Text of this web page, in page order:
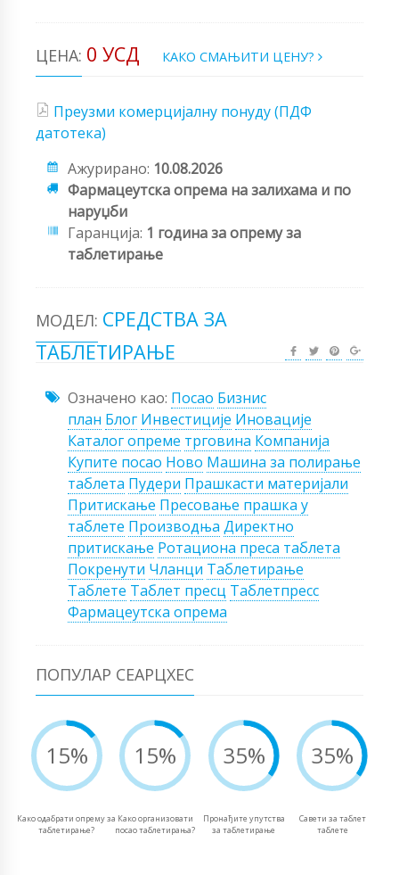
ЦЕНА: 0 УСД КАКО СМАЊИТИ ЦЕНУ?
Преузми комерцијалну понуду (ПДФ
датотека)
Ажурирано: 10.08.2026
Фармацеутска опрема на залихама и по
наруџби
Гаранција: 1 година за опрему за
таблетирање
МОДЕЛ: СРЕДСТВА ЗА
ТАБЛЕТИРАЊЕ
Означено као: Посао Бизнис
план Блог Инвестиције Иновације
Каталог опреме трговина Компанија
Купите посао Ново Машина за полирање
таблета Пудери Прашкасти материјали
Притискање Пресовање прашка у
таблете Производња Директно
притискање Ротациона преса таблета
Покренути Чланци Таблетирање
Таблете Таблет пресц Таблетпресс
Фармацеутска опрема
ПОПУЛАР СЕАРЦХЕС
15%
Како одабрати опрему за
таблетирање?
15%
Како организовати
посао таблетирања?
35%
Пронађите упутства
за таблетирање
35%
Савети за таблет
таблете